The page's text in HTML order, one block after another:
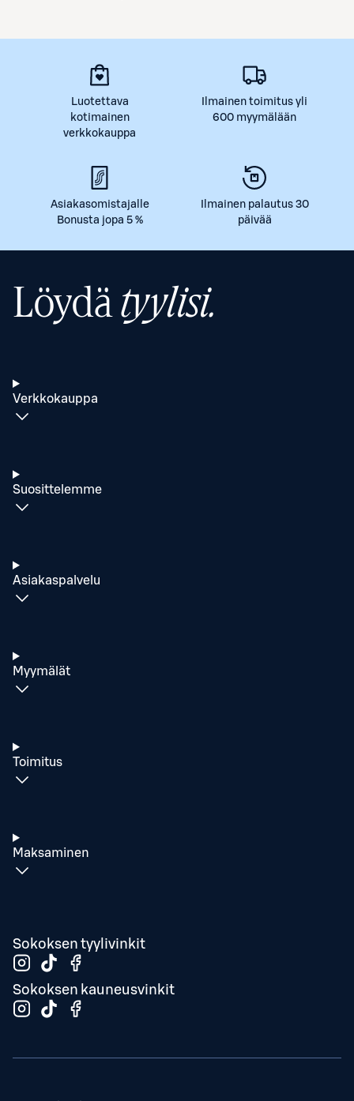
Luotettava
kotimainen
verkkokauppa
Ilmainen toimitus yli
600 myymälään
Asiakasomistajalle
Bonusta jopa 5 %
Ilmainen palautus 30
päivää
Löydätyylisi.
Verkkokauppa
Suosittelemme
Asiakaspalvelu
Myymälät
Toimitus
Maksaminen
Sokoksen tyylivinkit
Sokoksen kauneusvinkit